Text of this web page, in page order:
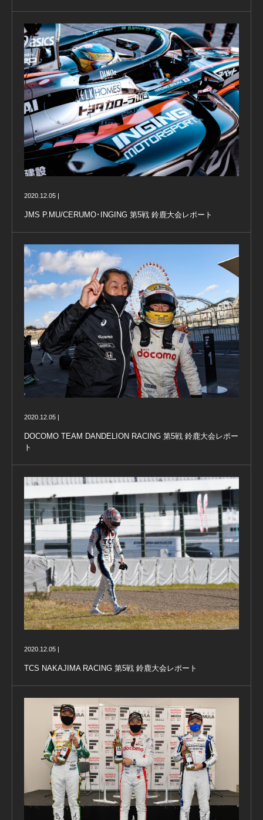
2020.12.05 |
JMS P.MU/CERUMO･INGING 第5戦 鈴鹿大会レポート
2020.12.05 |
DOCOMO TEAM DANDELION RACING 第5戦 鈴鹿大会レポー
ト
2020.12.05 |
TCS NAKAJIMA RACING 第5戦 鈴鹿大会レポート